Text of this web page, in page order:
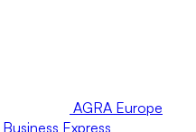
AGRA Europe
Business Express